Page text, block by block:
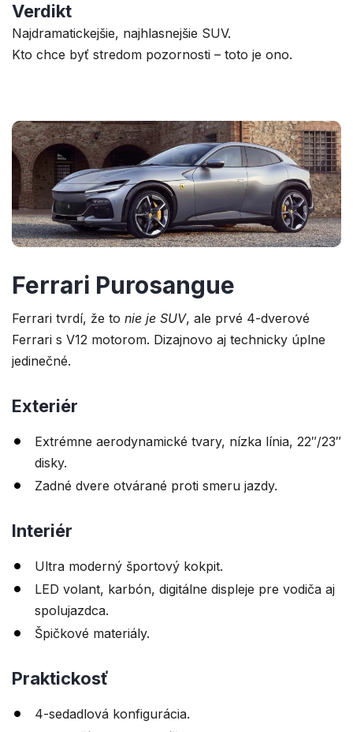
Verdikt
Najdramatickejšie, najhlasnejšie SUV.
Kto chce byť stredom pozornosti – toto je ono.
Ferrari Purosangue
Ferrari tvrdí, že to nie je SUV, ale prvé 4-dverové
Ferrari s V12 motorom. Dizajnovo aj technicky úplne
jedinečné.
Exteriér
Extrémne aerodynamické tvary, nízka línia, 22″/23″
disky.
Zadné dvere otvárané proti smeru jazdy.
Interiér
Ultra moderný športový kokpit.
LED volant, karbón, digitálne displeje pre vodiča aj
spolujazdca.
Špičkové materiály.
Praktickosť
4-sedadlová konfigurácia.